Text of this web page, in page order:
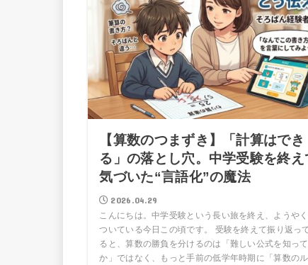
【算数のつまずき】「計算はでき
る」の落とし穴。中学受験を終え
気づいた“言語化”の魔法
2026.04.29
こんにちは。中学受験という長い旅を終え、ようや
ついている今日この頃です。 受験を終えて振り返っ
ると、算数の勝負を分けるのは「難しい公式を知っ
か」ではなく、もっと手前の低学年時期に「算数の